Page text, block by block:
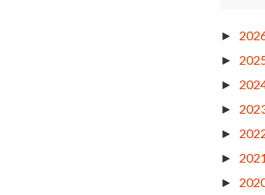
►
►
►
►
►
► 2021
►